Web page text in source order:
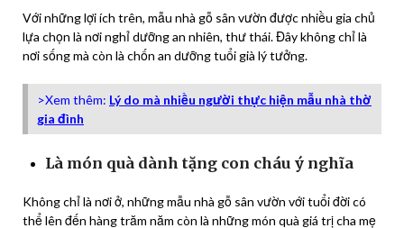
Với những lợi ích trên, mẫu nhà gỗ sân vườn được nhiều gia chủ
lựa chọn là nơi nghỉ dưỡng an nhiên, thư thái. Đây không chỉ là
nơi sống mà còn là chốn an dưỡng tuổi già lý tưởng.
>Xem thêm: Lý do mà nhiều người thực hiện mẫu nhà thờ
gia đình
Là món quà dành tặng con cháu ý nghĩa
Không chỉ là nơi ở, những mẫu nhà gỗ sân vườn với tuổi đời có
thể lên đến hàng trăm năm còn là những món quà giá trị cha mẹ